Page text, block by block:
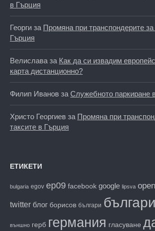
в Гърция
Георги за Промяна при транспондерите за
Гърция
Велислава за Как да си извадим
карта дистанционно?
Филип Иванов за Служебното паркиране
Христо Георгиев за Промяна при
таксите в Гърция
ЕТИКЕТИ
bulgaria egov ep09 facebook google lipsva
twitter блог борисов българи
външно герб германия гласуване